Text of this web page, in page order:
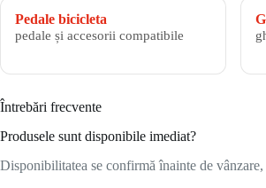
Pedale bicicleta
pedale și accesorii compatibile
Întrebări frecvente
Produsele sunt disponibile imediat?
Disponibilitatea se confirmă înainte de